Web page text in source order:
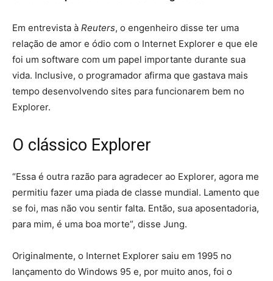
Em entrevista à Reuters, o engenheiro disse ter uma
relação de amor e ódio com o Internet Explorer e que ele
foi um software com um papel importante durante sua
vida. Inclusive, o programador afirma que gastava mais
tempo desenvolvendo sites para funcionarem bem no
Explorer.
O clássico Explorer
“Essa é outra razão para agradecer ao Explorer, agora me
permitiu fazer uma piada de classe mundial. Lamento que
se foi, mas não vou sentir falta. Então, sua aposentadoria,
para mim, é uma boa morte”, disse Jung.
Originalmente, o Internet Explorer saiu em 1995 no
lançamento do Windows 95 e, por muito anos, foi o